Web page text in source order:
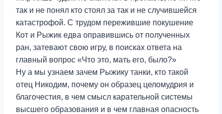
так и не понял кто стоял за так и не случившейся
катастрофой. С трудом пережившие покушение
Кот и Рыжик едва оправившись от полученных
ран, затевают свою игру, в поисках ответа на
главный вопрос «Что это, мать его, было?»
Ну а мы узнаем зачем Рыжику танки, кто такой
отец Никодим, почему он образец целомудрия и
благочестия, в чем смысл карательной системы
высшего образования и в чем главная опасность